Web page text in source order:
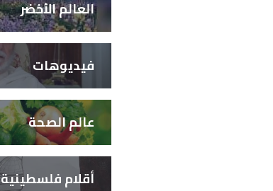
العالم الأخضر
فيديوهات
عالم الصحة
أقلام فلسطينية